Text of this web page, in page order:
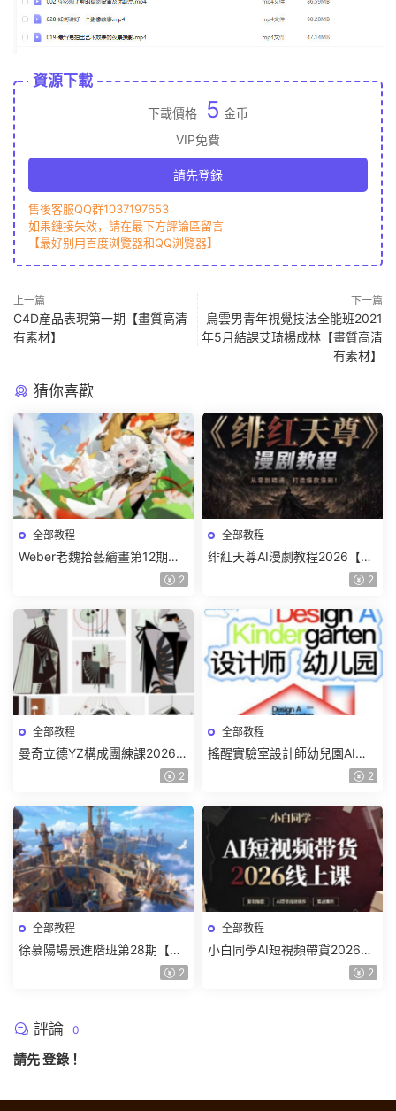
資源下載
下載價格 5 金币
VIP免費
請先登錄
售後客服QQ群1037197653
如果鏈接失效，請在最下方評論區留言
【最好别用百度浏覽器和QQ浏覽器】
上一篇
C4D産品表現第一期【畫質高清
有素材】
下一篇
烏雲男青年視覺技法全能班2021
年5月結課艾琦楊成林【畫質高清
有素材】
猜你喜歡
全部教程
Weber老魏拾藝繪畫第12期角
色特訓班【畫質不錯隻有視
2
全部教程
绯紅天尊AI漫劇教程2026【畫
2
全部教程
曼奇立德YZ構成團練課2026年
8月已結課【畫質高清有課件】
2
全部教程
搖醒實驗室設計師幼兒園AI軟
件基礎課2025【畫質不錯有素
2
全部教程
徐慕陽場景進階班第28期【畫
2
全部教程
小白同學AI短視頻帶貨2026線
2
評論 0
請先登錄 ！